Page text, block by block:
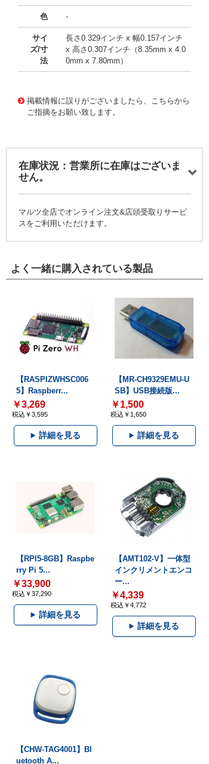
色 -
サイ
ズ/寸
法
長さ0.329インチ x 幅0.157インチ
x 高さ0.307インチ（8.35mm x 4.0
0mm x 7.80mm）
掲載情報に誤りがございましたら、こちらから
ご指摘をお願い致します。
在庫状況：営業所に在庫はございま
せん。
マルツ全店でオンライン注文&店頭受取りサービ
スをご利用いただけます。
よく一緒に購入されている製品
【RASPIZWHSC006
5】Raspberr...
￥3,269
税込￥3,595
詳細を見る
【MR-CH9329EMU-U
SB】USB接続版...
￥1,500
税込￥1,650
詳細を見る
【RPI5-8GB】Raspbe
rry Pi 5...
￥33,900
税込￥37,290
詳細を見る
【AMT102-V】一体型
インクリメントエンコ
ー...
￥4,339
税込￥4,772
詳細を見る
【CHW-TAG4001】Bl
uetooth A...